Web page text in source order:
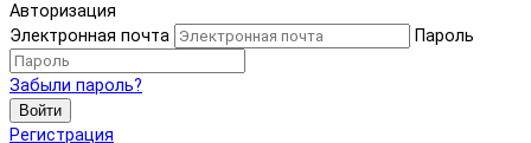
Авторизация
Электронная почта
Пароль
Забыли пароль?
Войти
Регистрация